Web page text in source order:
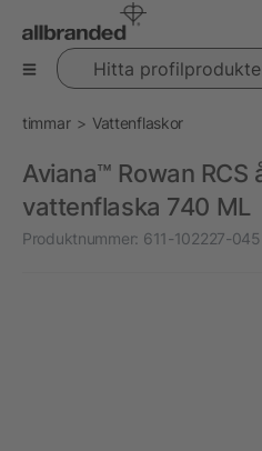
Hitta profilprodukter
timmar Vattenflaskor
Aviana™ Rowan RCS
vattenflaska 740 ML
Produktnummer: 611-102227-045